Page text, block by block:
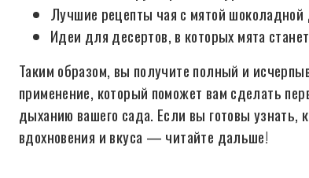
Лучшие рецепты чая с мятой
Идеи для десертов, в которых мята
Таким образом, вы получите полный и
применение, который поможет вам сделать
дыханию вашего сада. Если вы готовы узнать,
вдохновения и вкуса — читайте дальше!